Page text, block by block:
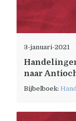
3-januari-2021
naar
Bijbelboek: